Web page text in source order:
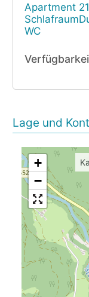
Apartment 21
WC
Lage und
+
−